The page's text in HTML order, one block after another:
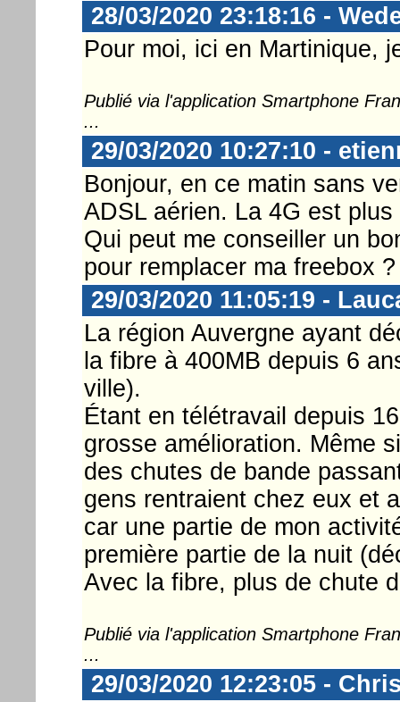
28/03/2020 23:18:16 -
Pour moi, ici en Martinique,
Publié via l'application Smartphone
...
29/03/2020 10:27:10 -
Bonjour, en ce matin sans
ADSL aérien. La 4G est
Qui peut me conseiller un
pour remplacer ma freebox ?
29/03/2020 11:05:19 -
La région Auvergne ayant
la fibre à 400MB depuis 6
ville).
Étant en télétravail depuis
grosse amélioration. Même
des chutes de bande
gens rentraient chez eux et
car une partie de mon
première partie de la nuit
Avec la fibre, plus de chute
Publié via l'application Smartphone
...
29/03/2020 12:23:05 -